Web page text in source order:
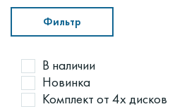
В наличии
Новинка
Комплект от 4х дисков
Фильтр